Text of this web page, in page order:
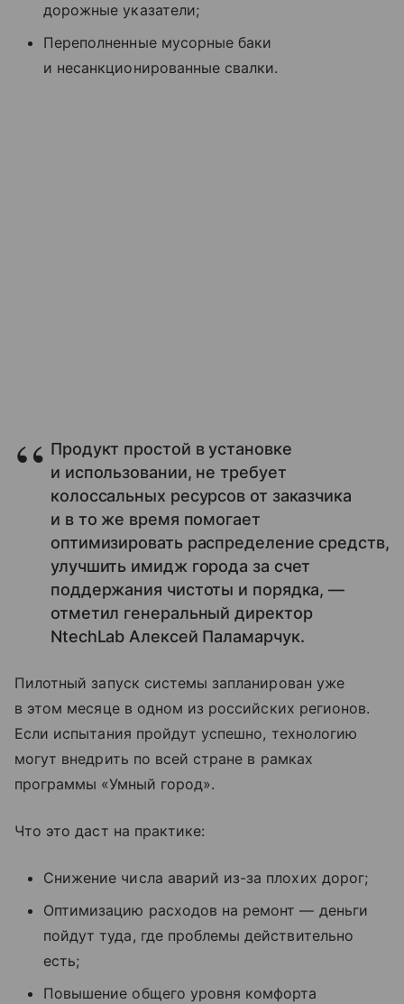
дорожные указатели;
Переполненные мусорные баки
и несанкционированные свалки.
Продукт простой в установке
и использовании, не требует
колоссальных ресурсов от заказчика
и в то же время помогает
оптимизировать распределение средств,
улучшить имидж города за счет
поддержания чистоты и порядка, —
отметил генеральный директор
NtechLab Алексей Паламарчук.
Пилотный запуск системы запланирован уже
в этом месяце в одном из российских регионов.
Если испытания пройдут успешно, технологию
могут внедрить по всей стране в рамках
программы «Умный город».
Что это даст на практике:
Снижение числа аварий из-за плохих дорог;
Оптимизацию расходов на ремонт — деньги
пойдут туда, где проблемы действительно
есть;
Повышение общего уровня комфорта